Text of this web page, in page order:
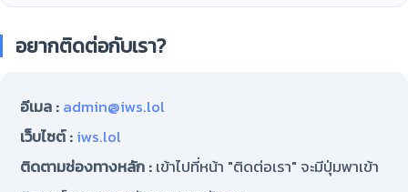
อยากติดต่อกับเรา?
อีเมล : admin@iws.lol
เว็บไซต์ : iws.lol
ติดตามช่องทางหลัก : เข้าไปที่หน้า "ติดต่อเรา" จะมีปุ่มพาเข้า